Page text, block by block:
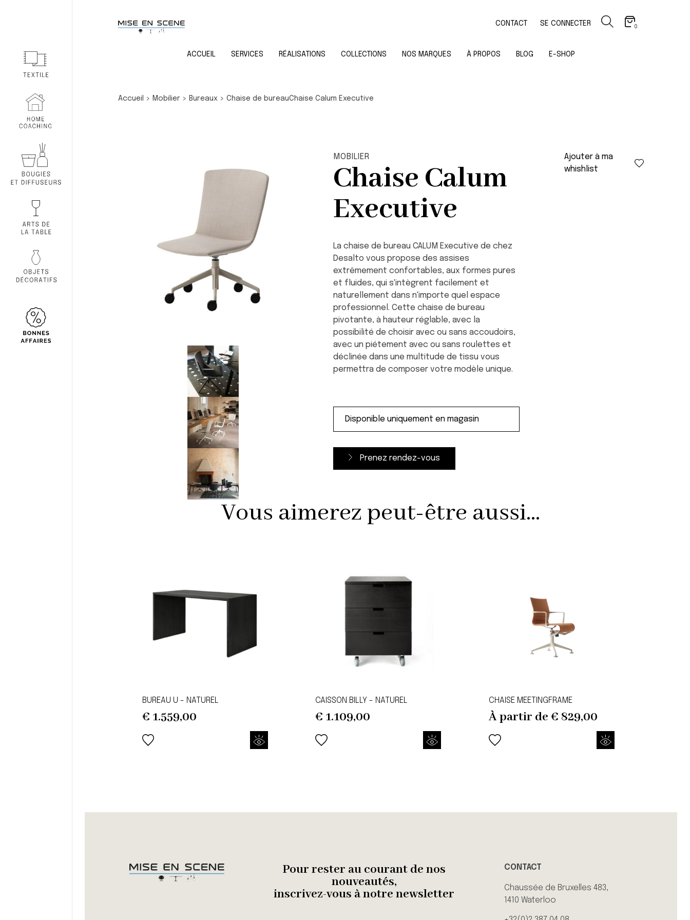
CONTACT SE CONNECTER 0
ACCUEIL SERVICES RÉALISATIONS COLLECTIONS NOS MARQUES À PROPOS BLOG E-SHOP
Accueil > Mobilier > Bureaux >Chaise de bureauChaise Calum Executive
MOBILIER
Chaise Calum
Executive
Ajouter à ma
whishlist
La chaise de bureau CALUM Executive de chez
Desalto vous propose des assises
extrêmement confortables, aux formes pures
et fluides, qui s'intègrent facilement et
naturellement dans n'importe quel espace
professionnel. Cette chaise de bureau
pivotante, à hauteur réglable, avec la
possibilité de choisir avec ou sans accoudoirs,
avec un piétement avec ou sans roulettes et
déclinée dans une multitude de tissu vous
permettra de composer votre modèle unique.
Prenez rendez-vous
Vous aimerez peut-être aussi...
BUREAU U - NATUREL
€ 1.559,00
CAISSON BILLY - NATUREL
€ 1.109,00
CHAISE MEETINGFRAME
À partir de€ 829,00
Pour rester au courant de nos
nouveautés,
inscrivez-vous à notre newsletter
CONTACT
Chaussée de Bruxelles 483,
1410 Waterloo